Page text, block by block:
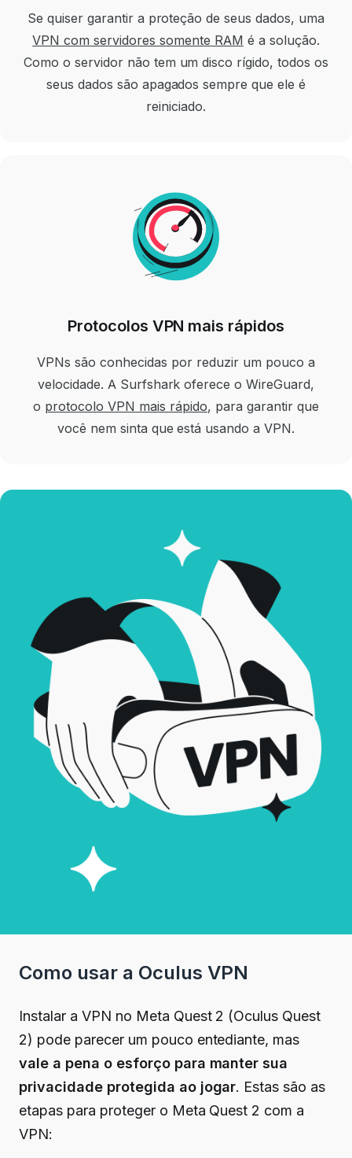
Se quiser garantir a proteção de seus dados, uma
VPN com servidores somente RAM é a solução.
Como o servidor não tem um disco rígido, todos os
seus dados são apagados sempre que ele é
reiniciado.
Protocolos VPN mais rápidos
VPNs são conhecidas por reduzir um pouco a
velocidade. A Surfshark oferece o WireGuard,
o protocolo VPN mais rápido, para garantir que
você nem sinta que está usando a VPN.
Como usar a Oculus VPN
Instalar a VPN no Meta Quest 2 (Oculus Quest
2) pode parecer um pouco entediante, mas
vale a pena o esforço para manter sua
privacidade protegida ao jogar. Estas são as
etapas para proteger o Meta Quest 2 com a
VPN: